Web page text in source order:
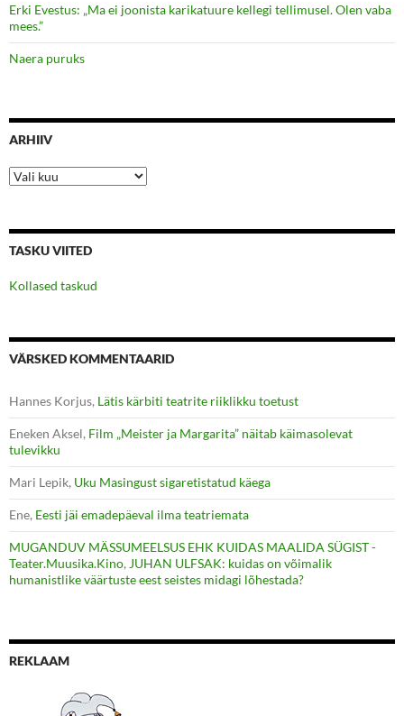
Erki Evestus: „Ma ei joonista karikatuure kellegi tellimusel. Olen vaba
mees.”
Naera puruks
ARHIIV
Arhiiv
TASKU VIITED
Kollased taskud
VÄRSKED KOMMENTAARID
Hannes Korjus, Lätis kärbiti teatrite riiklikku toetust
Eneken Aksel, Film „Meister ja Margarita” näitab käimasolevat
tulevikku
Mari Lepik, Uku Masingust sigaretistatud käega
Ene, Eesti jäi emadepäeval ilma teatriemata
MUGANDUV MÄSSUMEELSUS EHK KUIDAS MAALIDA SÜGIST -
Teater.Muusika.Kino, JUHAN ULFSAK: kuidas on võimalik
humanistlike väärtuste eest seistes midagi lõhestada?
REKLAAM